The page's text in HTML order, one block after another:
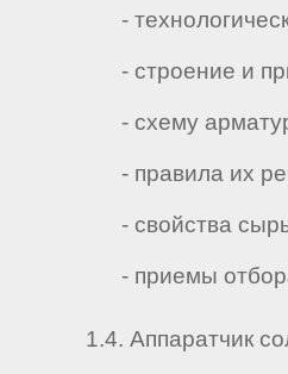
-
- строение и
- схему
- правила их
- свойства
- приемы отбора
1.4. Аппаратчик